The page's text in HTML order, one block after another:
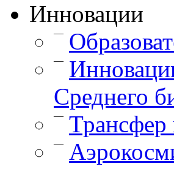
Инновации
—
—
Среднего
— Трансфер
—